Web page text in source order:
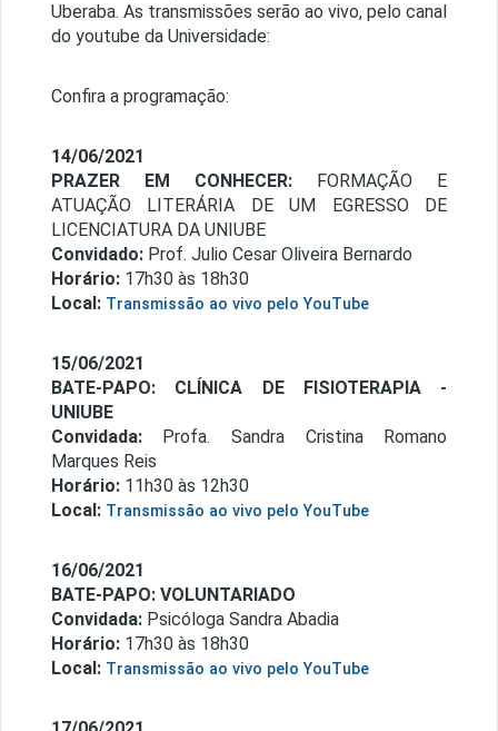
Uberaba. As transmissões serão ao vivo, pelo canal
do youtube da Universidade:
Confira a programação:
14/06/2021
PRAZER EM CONHECER:
FORMAÇÃO E
ATUAÇÃO LITERÁRIA DE UM EGRESSO DE
LICENCIATURA DA UNIUBE
Convidado: Prof. Julio Cesar Oliveira Bernardo
Horário: 17h30 às 18h30
Local: Transmissão ao vivo pelo YouTube
15/06/2021
BATE-PAPO: CLÍNICA DE FISIOTERAPIA -
UNIUBE
Convidada:Profa. Sandra Cristina Romano
Marques Reis
Horário: 11h30 às 12h30
Local: Transmissão ao vivo pelo YouTube
16/06/2021
BATE-PAPO: VOLUNTARIADO
Convidada: Psicóloga Sandra Abadia
Horário: 17h30 às 18h30
Local: Transmissão ao vivo pelo YouTube